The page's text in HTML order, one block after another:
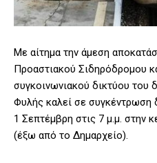
Με αίτημα την άμεση
Προαστιακού Σιδηρόδρομου
συγκοινωνιακού δικτύου του
Φυλής καλεί σε συγκέντρωση
1 Σεπτέμβρη στις 7 μ.μ. στην
(έξω από το Δημαρχείο).